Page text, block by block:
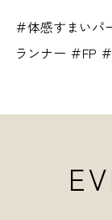
＃体感すまいパ
ランナー ＃FP